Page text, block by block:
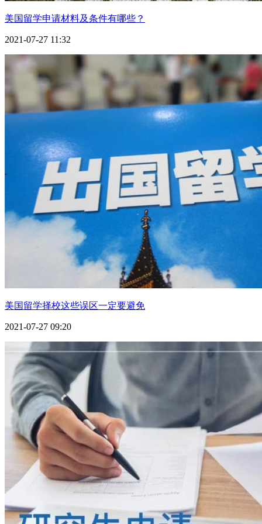
美国留学申请材料及条件有哪些？
2021-07-27 11:32
美国留学择校这些误区一定要避免
2021-07-27 09:20